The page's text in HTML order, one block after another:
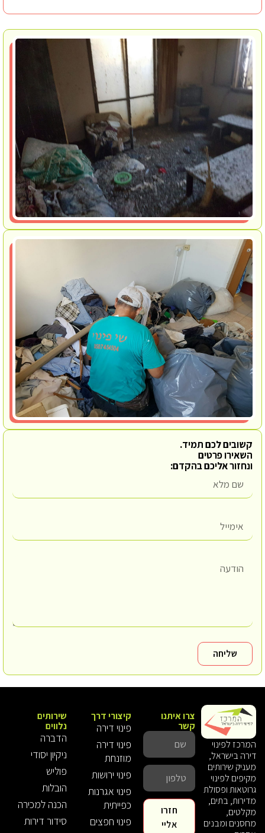
קשובים לכם תמיד.
השאירו פרטים
ונחזור אליכם בהקדם:
שליחה
המרכז לפינוי
דירה בישראל,
מעניק שירותים
מקיפים לפינוי
גרוטאות ופסולת
מדירות, בתים,
מקלטים,
מחסנים ומבנים
קיצורי דרך
פינוי דירה
פינוי דירה
מוזנחת
פינוי ירושות
פינוי אגרנות
כפייתית
פינוי חפצים
שירותים
נלווים
הדברה
ניקיון יסודי
פוליש
הובלות
הכנה למכירה
סידור דירות
צרו איתנו
קשר
חזרו
אליי